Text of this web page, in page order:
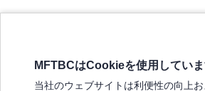
MFTBCはCookieを使用してい
当社のウェブサイトは利便性の向上